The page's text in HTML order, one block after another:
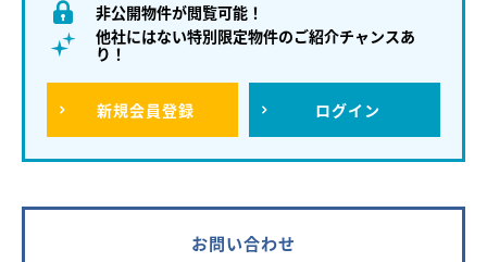
非公開物件が閲覧可能！
他社にはない特別限定物件のご紹介チャンスあ
り！
新規会員登録 ログイン
お問い合わせ